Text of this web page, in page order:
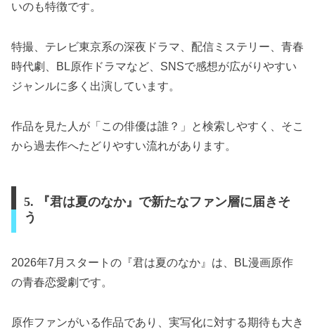
いのも特徴です。
特撮、テレビ東京系の深夜ドラマ、配信ミステリー、青春
時代劇、BL原作ドラマなど、SNSで感想が広がりやすい
ジャンルに多く出演しています。
作品を見た人が「この俳優は誰？」と検索しやすく、そこ
から過去作へたどりやすい流れがあります。
5. 『君は夏のなか』で新たなファン層に届きそ
う
2026年7月スタートの『君は夏のなか』は、BL漫画原作
の青春恋愛劇です。
原作ファンがいる作品であり、実写化に対する期待も大き